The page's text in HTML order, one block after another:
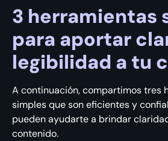
3 herramientas
para aportar
legibilidad a tu
A continuación, compartimos tres
simples que son eficientes y
pueden ayudarte a brindar
contenido.